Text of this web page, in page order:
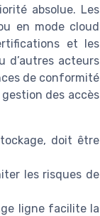
absolue. Les
en mode cloud
et les
d’autres acteurs
de conformité
des accès
doit être
les risques de
ligne facilite la